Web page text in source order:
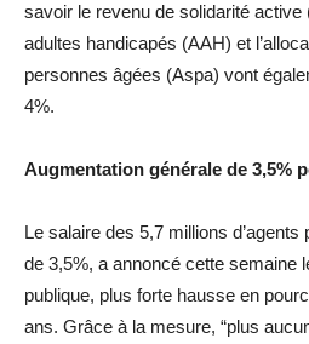
savoir le revenu de solidarité active
adultes handicapés (AAH) et
personnes âgées (Aspa) vont
4%.
Augmentation générale de 3,5%
Le salaire des 5,7 millions
de 3,5%, a annoncé cette semaine
publique, plus forte hausse en
ans. Grâce à la mesure, “plus